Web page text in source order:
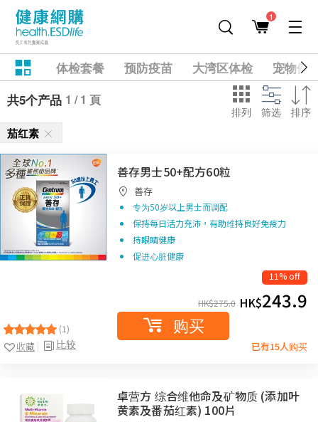
1
体检套餐 预防疫苗 大湾区体检
宠物健
共5个产品 1 / 1 頁
排列 筛选 排序
茄红素
(1)
比较
收藏
善存男士50+配方60粒
善存
专为50岁以上男士而调配
保持每日活力充沛，有助维持良好免疫力
持眼睛健康
促进心脏健康
11% off
HK$275.0 HK$243.9
购买
已有15人购买
卓营方 综合维他命及矿物质 (添加叶
黄素及番茄红素) 100片